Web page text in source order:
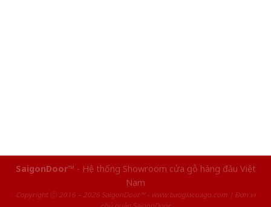
SaigonDoor™ - Hệ thống Showroom cửa gỗ hàng đầu Việt
Nam
Copyright ⓒ 2016 – 2026 SaigonDoor™ - www.baogiacuago.com | Đơn vị